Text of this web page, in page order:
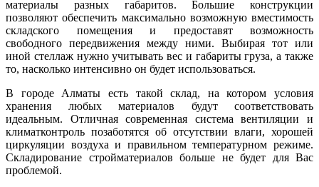
материалы разных габаритов. Большие конструкции
позволяют обеспечить максимально возможную вместимость
складского помещения и предоставят возможность
свободного передвижения между ними. Выбирая тот или
иной стеллаж нужно учитывать вес и габариты груза, а также
то, насколько интенсивно он будет использоваться.
В городе Алматы есть такой склад, на котором условия
хранения любых материалов будут соответствовать
идеальным. Отличная современная система вентиляции и
климатконтроль позаботятся об отсутствии влаги, хорошей
циркуляции воздуха и правильном температурном режиме.
Складирование стройматериалов больше не будет для Вас
проблемой.